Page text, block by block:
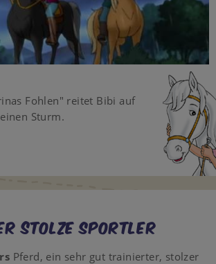
Video
Fohlen" reitet Bibi auf
Sturm.
stolze Sportler
Pferd, ein sehr gut trainierter, stolzer